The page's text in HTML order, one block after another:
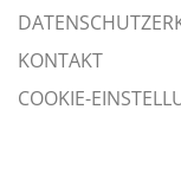
KONTAKT
COOKIE-